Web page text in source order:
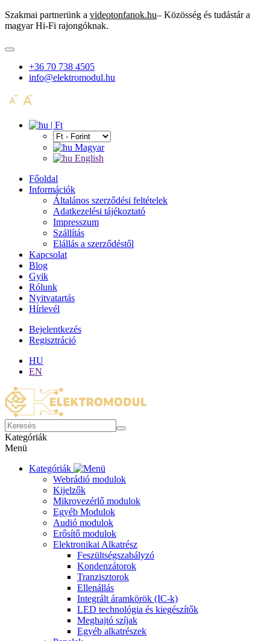
Szakmai partnerünk a videotonfanok.hu– Közösség és tudástár a
magyar Hi-Fi rajongóknak.
+36 70 738 4505
info@elektromodul.hu
| Ft
Magyar
English
Főoldal
Információk
Általános szerződési feltételek
Adatkezelési tájékoztató
Impresszum
Szállítás
Elállás a szerződéstől
Kapcsolat
Blog
Gyik
Rólunk
Nyitvatartás
Hírlevél
Bejelentkezés
Regisztráció
HU
EN
Kategóriák
Menü
Kategóriák
Webrádió modulok
Kijelzők
Mikrovezérlő modulok
Egyéb Modulok
Audió modulok
Erősítő modulok
Elektronikai Alkatrész
Feszültségszabályzó
Kondenzátorok
Tranzisztorok
Ellenállás
Integrált áramkörök (IC-k)
LED technológia és kiegészítők
Meghajtó szíjak
Egyéb alkatrészek